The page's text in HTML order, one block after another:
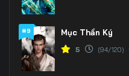
#9 Mục Thần Ký
5 (94/120)